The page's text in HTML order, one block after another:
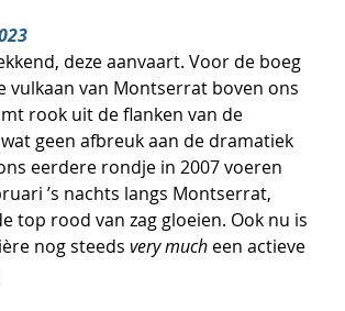
deze aanvaart. Voor de boeg
vulkaan van Montserrat boven ons
rook uit de flanken van de
geen afbreuk aan de dramatiek
eerdere rondje in 2007 voeren
’s nachts langs Montserrat,
top rood van zag gloeien. Ook nu is
nog steeds very much een actieve